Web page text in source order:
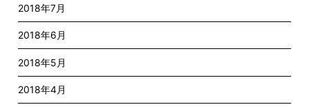
2018年7月
2018年6月
2018年5月
2018年4月